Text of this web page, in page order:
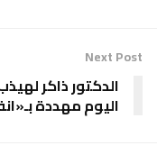
Next Post
الدكتور ذاكر
اليوم مهددة